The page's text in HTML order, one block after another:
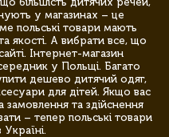
у магазинах – це
польські товари мають
якості. А вибрати все, що
Інтернет-магазин
у Польщі. Багато
дешево дитячий одяг,
для дітей. Якщо вас
замовлення та здійснення
– тепер польські товари